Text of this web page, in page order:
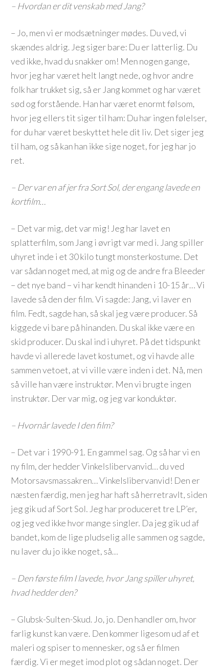
– Hvordan er dit venskab med Jang?
– Jo, men vi er modsætninger mødes. Du ved, vi
skændes aldrig. Jeg siger bare: Du er latterlig. Du
ved ikke, hvad du snakker om! Men nogen gange,
hvor jeg har været helt langt nede, og hvor andre
folk har trukket sig, så er Jang kommet og har været
sød og forstående. Han har været enormt følsom,
hvor jeg ellers tit siger til ham: Du har ingen følelser,
for du har været beskyttet hele dit liv. Det siger jeg
til ham, og så kan han ikke sige noget, for jeg har jo
ret.
– Der var en af jer fra Sort Sol, der engang lavede en
kortfilm…
– Det var mig, det var mig! Jeg har lavet en
splatterfilm, som Jang i øvrigt var med i. Jang spiller
uhyret inde i et 30 kilo tungt monsterkostume. Det
var sådan noget med, at mig og de andre fra Bleeder
– det nye band – vi har kendt hinanden i 10-15 år… Vi
lavede så den der film. Vi sagde: Jang, vi laver en
film. Fedt, sagde han, så skal jeg være producer. Så
kiggede vi bare på hinanden. Du skal ikke være en
skid producer. Du skal ind i uhyret. På det tidspunkt
havde vi allerede lavet kostumet, og vi havde alle
sammen vetoet, at vi ville være inden i det. Nå, men
så ville han være instruktør. Men vi brugte ingen
instruktør. Der var mig, og jeg var konduktør.
– Hvornår lavede I den film?
– Det var i 1990-91. En gammel sag. Og så har vi en
ny film, der hedder Vinkelslibervanvid… du ved
Motorsavsmassakren… Vinkelslibervanvid! Den er
næsten færdig, men jeg har haft så herretravlt, siden
jeg gik ud af Sort Sol. Jeg har produceret tre LP’er,
og jeg ved ikke hvor mange singler. Da jeg gik ud af
bandet, kom de lige pludselig alle sammen og sagde,
nu laver du jo ikke noget, så…
– Den første film I lavede, hvor Jang spiller uhyret,
hvad hedder den?
– Glubsk-Sulten-Skud. Jo, jo. Den handler om, hvor
farlig kunst kan være. Den kommer ligesom ud af et
maleri og spiser to mennesker, og så er filmen
færdig. Vi er meget imod plot og sådan noget. Der